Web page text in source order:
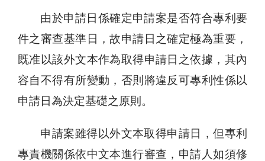
由於申請日係確定申請案是否符合專利要
件之審查基準日，故申請日之確定極為重要，
既准以該外文本作為取得申請日之依據，其內
容自不得有所變動，否則將違反可專利性係以
申請日為決定基礎之原則。
申請案雖得以外文本取得申請日，但專利
專責機關係依中文本進行審查，申請人如須修